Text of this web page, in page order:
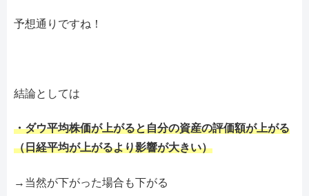
予想通りですね！
結論としては
・ダウ平均株価が上がると自分の資産の評価額が上がる
（日経平均が上がるより影響が大きい）
→当然が下がった場合も下がる